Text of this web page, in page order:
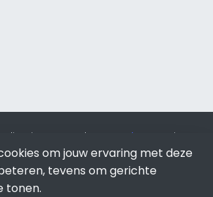
en SEO door SEO-bureau
Lion
alleen voor bewezen resultaten?SEO
No Pay.Venrayis onderdeel van Lion
Internet.
om jouw ervaring met deze
tevens om gerichte
tonen.